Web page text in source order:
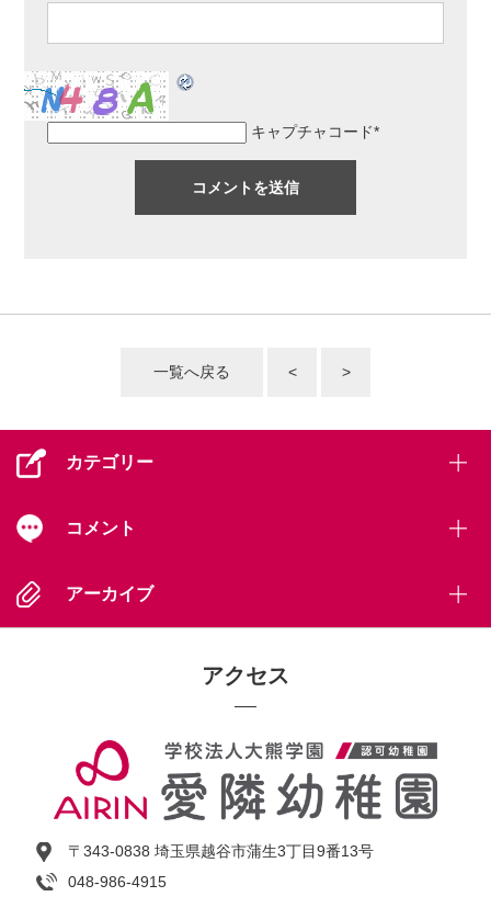
キャプチャコード*
一覧へ戻る < >
カテゴリー
コメント
アーカイブ
アクセス
〒343-0838 埼玉県越谷市蒲生3丁目9番13号
048-986-4915